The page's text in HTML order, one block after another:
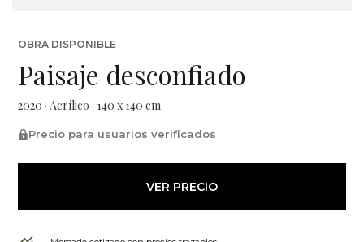
OBRA DISPONIBLE
Paisaje desconfiado
2020 · Acrílico · 140 x 140 cm
Precio para usuarios verificados
VER PRECIO